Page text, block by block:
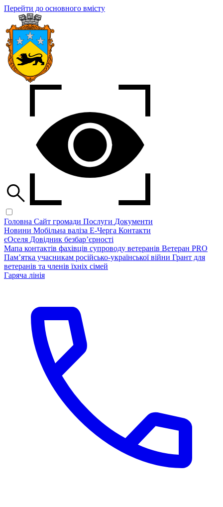
Перейти до основного вмісту
Головна Сайт громади Послуги Документи
Новини Мобільна валіза Е-Черга Контакти
єОселя Довідник безбар’єрності
Мапа контактів фахівців супроводу ветеранів Ветеран PRO
Пам’ятка учасникам російсько-української війни Грант для
ветеранів та членів їхніх сімей
Гаряча лінія